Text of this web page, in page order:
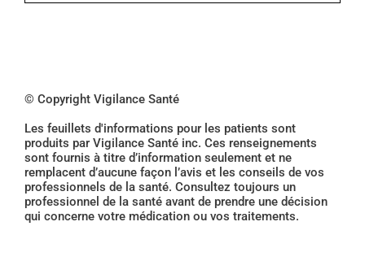
© Copyright Vigilance Santé
Les feuillets d'informations pour les patients sont
produits par Vigilance Santé inc. Ces renseignements
sont fournis à titre d’information seulement et ne
remplacent d’aucune façon l’avis et les conseils de vos
professionnels de la santé. Consultez toujours un
professionnel de la santé avant de prendre une décision
qui concerne votre médication ou vos traitements.